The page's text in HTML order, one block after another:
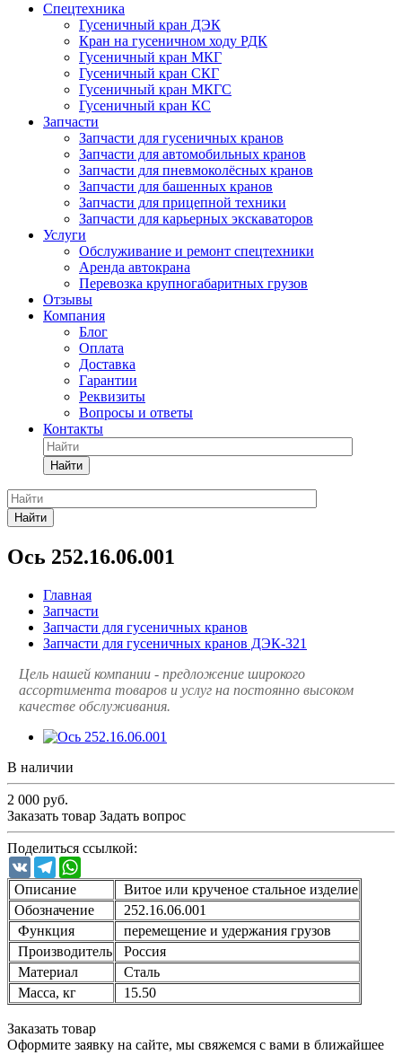
Спецтехника
Гусеничный кран ДЭК
Кран на гусеничном ходу РДК
Гусеничный кран МКГ
Гусеничный кран СКГ
Гусеничный кран МКГС
Гусеничный кран КС
Запчасти
Запчасти для гусеничных кранов
Запчасти для автомобильных кранов
Запчасти для пневмоколёсных кранов
Запчасти для башенных кранов
Запчасти для прицепной техники
Запчасти для карьерных экскаваторов
Услуги
Обслуживание и ремонт спецтехники
Аренда автокрана
Перевозка крупногабаритных грузов
Отзывы
Компания
Блог
Оплата
Доставка
Гарантии
Реквизиты
Вопросы и ответы
Контакты
Найти
Найти
Ось 252.16.06.001
Главная
Запчасти
Запчасти для гусеничных кранов
Запчасти для гусеничных кранов ДЭК-321
Цель нашей компании - предложение широкого
ассортимента товаров и услуг на постоянно высоком
качестве обслуживания.
В наличии
2 000 руб.
Заказать товар Задать вопрос
Поделиться ссылкой:
VK Telegram
Описание
Витое или крученое стальное изделие
Обозначение
252.16.06.001
Функция
перемещение и удержания грузов
Производитель
Россия
Материал
Сталь
Масса, кг
15.50
Заказать товар
Оформите заявку на сайте, мы свяжемся с вами в ближайшее